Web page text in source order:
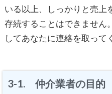
いる以上、しっかりと売上
存続することはできません
してあなたに連絡を取って
3-1. 仲介業者の目的